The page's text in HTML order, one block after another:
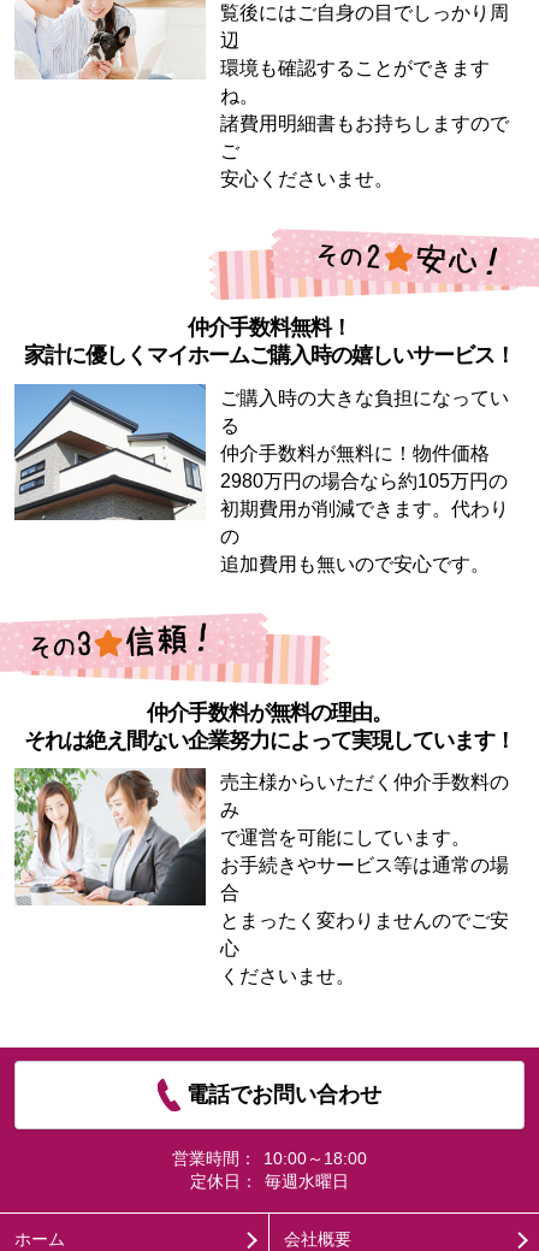
覧後にはご自身の目でしっかり周
辺
環境も確認することができます
ね。
諸費用明細書もお持ちしますので
ご
安心くださいませ。
仲介手数料無料！
家計に優しくマイホームご購入時の嬉しいサービス！
ご購入時の大きな負担になってい
る
仲介手数料が無料に！物件価格
2980万円の場合なら約105万円の
初期費用が削減できます。代わり
の
追加費用も無いので安心です。
仲介手数料が無料の理由。
それは絶え間ない企業努力によって実現しています！
売主様からいただく仲介手数料の
み
で運営を可能にしています。
お手続きやサービス等は通常の場
合
とまったく変わりませんのでご安
心
くださいませ。
電話でお問い合わせ
営業時間：
10:00～18:00
定休日：
毎週水曜日
ホーム 会社概要